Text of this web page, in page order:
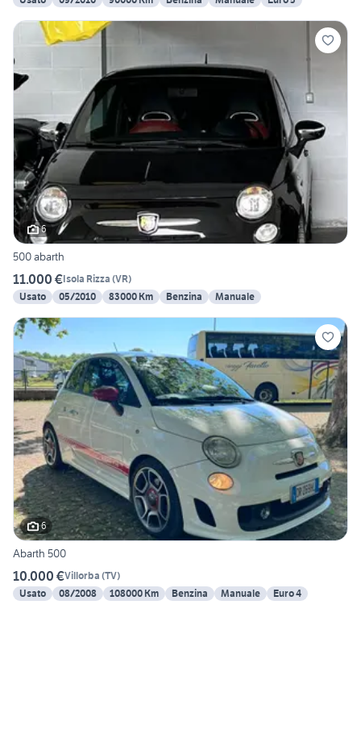
6
500 abarth
11.000 €Isola Rizza (VR)
Usato
05/2010 83000 Km Benzina Manuale
6
Abarth 500
10.000 €Villorba (TV)
Usato
08/2008 108000 Km Benzina Manuale Euro 4